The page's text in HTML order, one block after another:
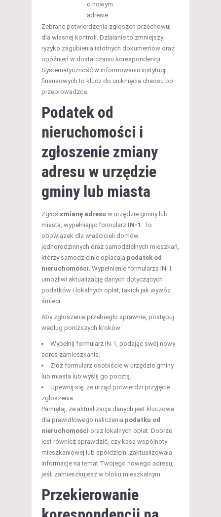
o nowym
adresie.
Zebrane potwierdzenia zgłoszeń przechowuj
dla własnej kontroli. Działanie to zmniejszy
ryzyko zagubienia istotnych dokumentów oraz
opóźnień w dostarczaniu korespondencji.
Systematyczność w informowaniu instytucji
finansowych to klucz do uniknięcia chaosu po
przeprowadzce.
Podatek od
nieruchomości i
zgłoszenie zmiany
adresu w urzędzie
gminy lub miasta
Zgłoś zmianę adresu w urzędzie gminy lub
miasta, wypełniając formularz IN-1 . To
obowiązek dla właścicieli domów
jednorodzinnych oraz samodzielnych mieszkań,
którzy samodzielnie opłacają podatek od
nieruchomości. Wypełnienie formularza IN-1
umożliwi aktualizację danych dotyczących
podatków i lokalnych opłat, takich jak wywóz
śmieci.
Aby zgłoszenie przebiegło sprawnie, postępuj
według poniższych kroków:
Wypełnij formularz IN-1, podając swój nowy
adres zamieszkania.
Złóż formularz osobiście w urzędzie gminy
lub miasta lub wyślij go pocztą.
Upewnij się, że urząd potwierdzi przyjęcie
zgłoszenia.
Pamiętaj, że aktualizacja danych jest kluczowa
dla prawidłowego naliczania podatku od
nieruchomości oraz lokalnych opłat. Dobrze
jest również sprawdzić, czy kasa wspólnoty
mieszkaniowej lub spółdzielni zaktualizowała
informacje na temat Twojego nowego adresu,
jeśli zamieszkujesz w bloku mieszkalnym.
Przekierowanie